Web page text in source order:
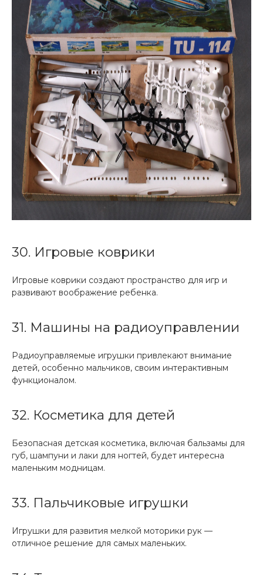
30. Игровые коврики
Игровые коврики создают пространство для игр и
развивают воображение ребенка.
31. Машины на радиоуправлении
Радиоуправляемые игрушки привлекают внимание
детей, особенно мальчиков, своим интерактивным
функционалом.
32. Косметика для детей
Безопасная детская косметика, включая бальзамы для
губ, шампуни и лаки для ногтей, будет интересна
маленьким модницам.
33. Пальчиковые игрушки
Игрушки для развития мелкой моторики рук —
отличное решение для самых маленьких.